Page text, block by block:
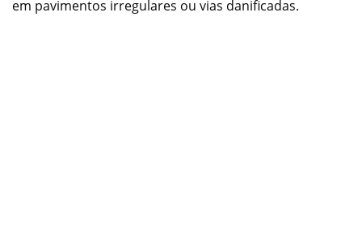
em pavimentos irregulares ou vias danificadas.